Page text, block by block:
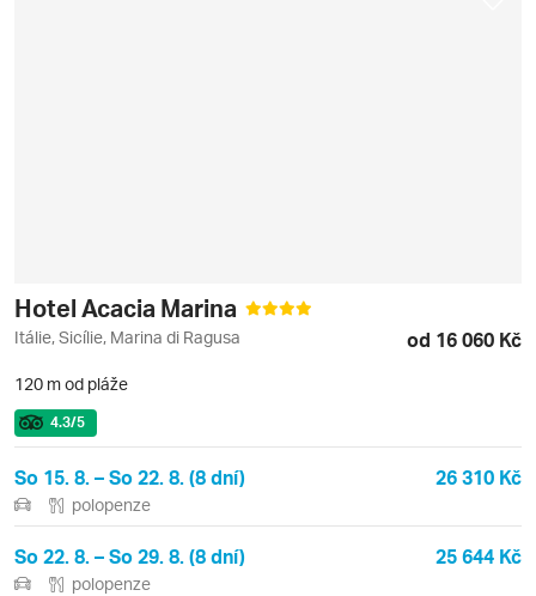
Hotel Acacia Marina
Itálie, Sicílie, Marina di Ragusa od 16 060 Kč
120 m od pláže
4.3/5
So 15. 8. – So 22. 8. (8 dní) 26 310 Kč
polopenze
So 22. 8. – So 29. 8. (8 dní) 25 644 Kč
polopenze